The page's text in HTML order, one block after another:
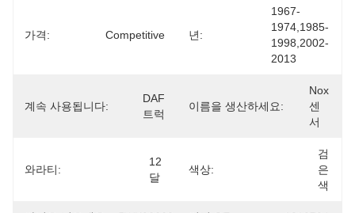
가격: Competitive 년:
1967-
1974,1985-
1998,2002-
2013
계속 사용됩니다:
DAF
트럭
이름을 생산하세요:
Nox
센
서
와라티:
12
달
색상:
검
은
색